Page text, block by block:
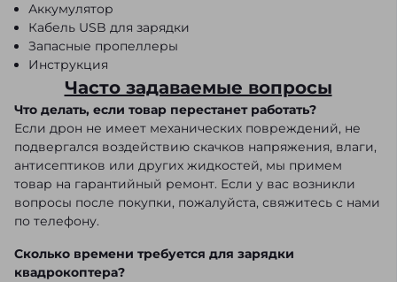
Аккумулятор
Кабель USB для зарядки
Запасные пропеллеры
Инструкция
Часто задаваемые вопросы
Что делать, если товар перестанет работать?
Если дрон не имеет механических повреждений, не
подвергался воздействию скачков напряжения, влаги,
антисептиков или других жидкостей, мы примем
товар на гарантийный ремонт. Если у вас возникли
вопросы после покупки, пожалуйста, свяжитесь с нами
по телефону.
Сколько времени требуется для зарядки
квадрокоптера?